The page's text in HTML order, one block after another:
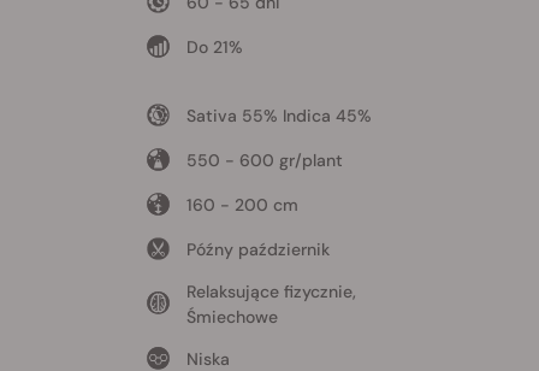
Do 21%
Sativa 55% Indica 45%
550 - 600 gr/plant
160 - 200 cm
Późny październik
Relaksujące fizycznie,
Śmiechowe
Niska